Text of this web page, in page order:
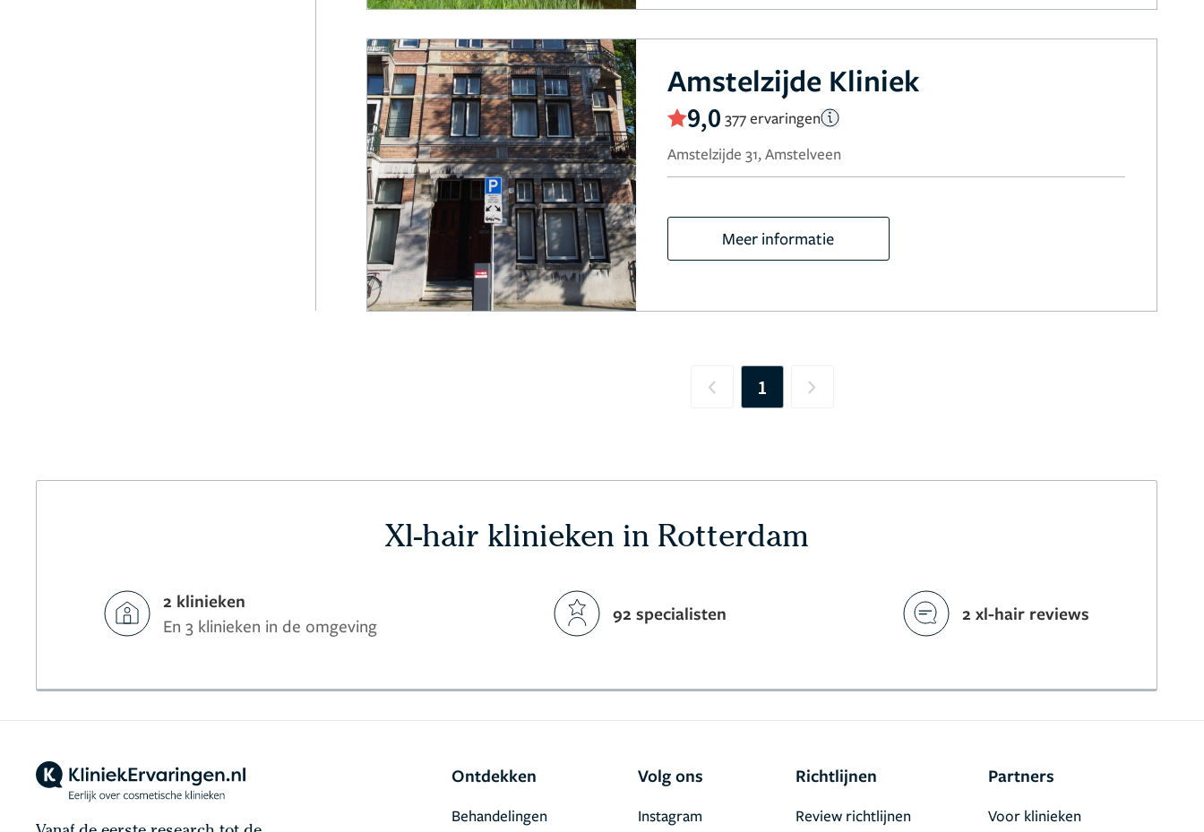
Amstelzijde Kliniek
9,0 377 ervaringen
Amstelzijde 31, Amstelveen
Meer informatie
Previous
1 Next
Xl-hair klinieken in Rotterdam
2 klinieken
En 3 klinieken in de omgeving
92 specialisten 2 xl-hair reviews
Ontdekken
Behandelingen
Volg ons
Instagram
Richtlijnen
Review richtlijnen
Partners
Voor klinieken